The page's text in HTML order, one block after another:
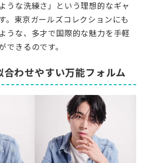
うな洗練さ」という理想的なギャ
。東京ガールズコレクションにも
うな、多才で国際的な魅力を手軽
できるのです。
合わせやすい万能フォルム